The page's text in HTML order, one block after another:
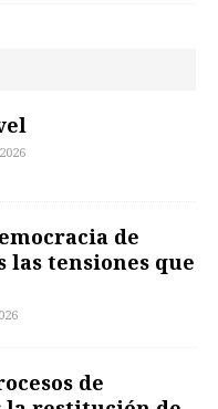
de
las tensiones que
de